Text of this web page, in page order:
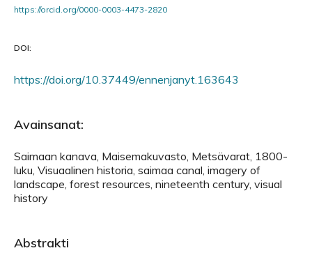
https://orcid.org/0000-0003-4473-2820
DOI:
https://doi.org/10.37449/ennenjanyt.163643
Avainsanat:
Saimaan kanava, Maisemakuvasto, Metsävarat, 1800-
luku, Visuaalinen historia, saimaa canal, imagery of
landscape, forest resources, nineteenth century, visual
history
Abstrakti